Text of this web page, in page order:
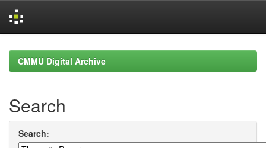
navigationCMMU Digital Archive
Search
Search: